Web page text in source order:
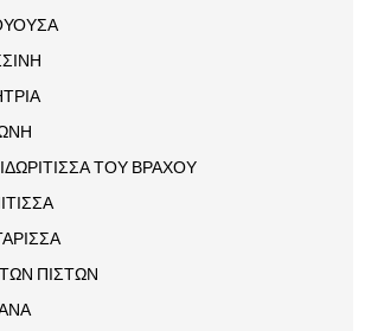
ΤΟΥ ΒΡΑΧΟΥ
ΠΙΣΤΩΝ